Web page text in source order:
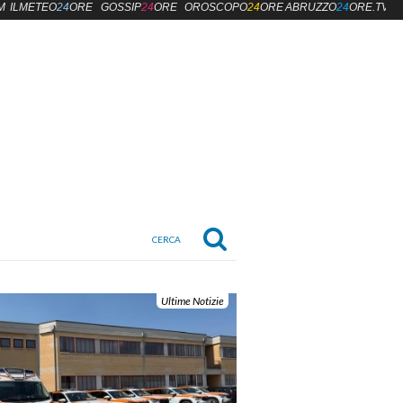
Ultime Notizie
ILMETEO24ORE GOSSIP24ORE OROSCOPO24OREABRUZZO24ORE.TV